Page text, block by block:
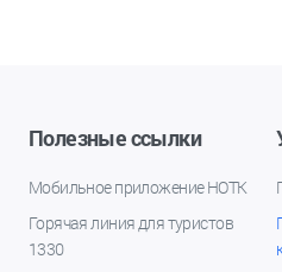
Полезные ссылки
Мобильное приложение НОТК
Горячая линия для туристов
1330